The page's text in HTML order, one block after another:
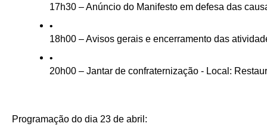
17h30 – Anúncio do Manifesto em defesa das
18h00 – Avisos gerais e encerramento das
20h00 – Jantar de confraternização - Local:
Programação do dia 23 de abril: